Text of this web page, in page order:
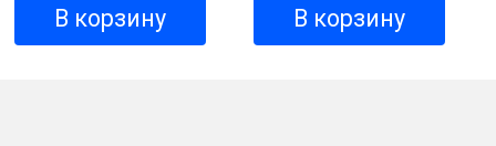
В корзину В корзину